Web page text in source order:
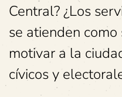
Central? ¿Los
se atienden
motivar a la
cívicos y